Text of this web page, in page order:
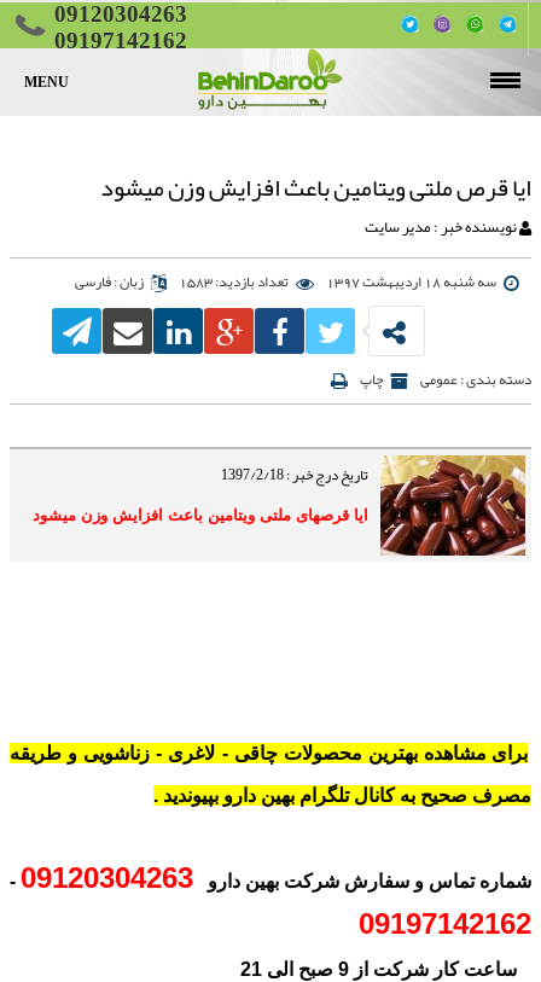
09120304263
09197142162
MENU
قرص لاغری
قرص چربی سوز شکم و پهلو
قرص کاهش اشتها
قرص چاقی
قرص چاقی پایین تنه (ران و باسن)
قرص چاقی صورت
قرص تقویت جنسی
تناسب اندام
ایا قرص ملتی ویتامین باعث افزایش وزن میشود
نویسنده خبر : مدیر سایت
سه شنبه 18 اردیبهشت 1397 تعداد بازدید: 1583 زبان : فارسی
چاپ دسته بندی : عمومی
تاریخ درج خبر : 1397/2/18
ایا قرصهای ملتی ویتامین باعث افزایش وزن میشود
برای مشاهده بهترین محصولات چاقی - لاغری - زناشویی و طریقه
مصرف صحیح به کانال تلگرام بهین دارو بپیوندید .
شماره تماس و سفارش شرکت بهین دارو 09120304263
-
09197142162
ساعت کار شرکت از 9 صبح الی 21